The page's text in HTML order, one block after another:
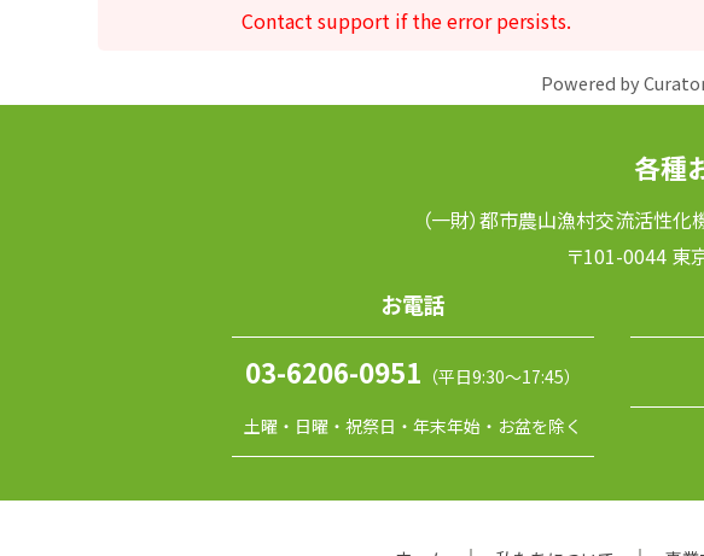
Contact support if the error persists.
Powered by
各種
（一財）都市農山漁村交流活性
〒101-0044 東
お電話
03-6206-0951 （平日9:30～17:45）
土曜・日曜・祝祭日・年末年始・お盆を除く